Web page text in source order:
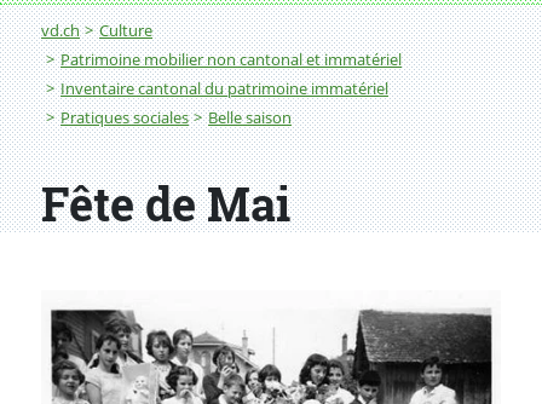
Fil d'Ariane
vd.ch
Culture
Patrimoine mobilier non cantonal et immatériel
Inventaire cantonal du patrimoine immatériel
Pratiques sociales
Belle saison
Fête de Mai
Fête de Mai